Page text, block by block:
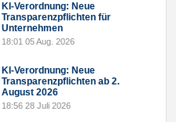
KI-Verordnung: Neue
Transparenzpflichten für
Unternehmen
18:01 05 Aug. 2026
KI-Verordnung: Neue
Transparenzpflichten ab 2.
August 2026
18:56 28 Juli 2026